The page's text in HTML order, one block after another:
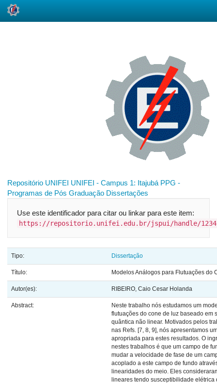
Repositório UNIFEI UNIFEI - Campus 1: Itajubá PPG -
Programas de Pós Graduação Dissertações
Use este identificador para citar ou linkar para este item:
https://repositorio.unifei.edu.br/jspui/handle/
Tipo: Dissertação
Título: Modelos Análogos para Flutuações do
Autor(es): RIBEIRO, Caio Cesar Holanda
Abstract:
Neste trabalho nós estudamos um
flutuações do cone de luz baseado em
quântica não linear. Motivados pelos
nas Refs. [7, 8, 9], nós apresentamos
apropriada para estes resultados. O
nestes trabalhos é que um campo de
mudar a velocidade de fase de um
acoplado a este campo de fundo
linearidades do meio. Eles
lineares tendo susceptibilidade elétrica